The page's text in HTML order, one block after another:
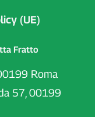
(UE)
Fratto
Roma
57, 00199